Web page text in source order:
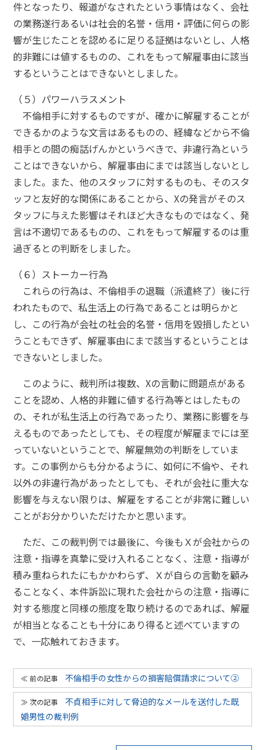
件となったり、報道がなされたという事情はなく、会社
の業務遂行あるいは社会的名誉・信用・評価に何らの影
響が生じたことを認めるに足りる証拠はないとし、人格
的非難には値するものの、これをもって解雇事由に該当
するということはできないとしました。
（５）パワーハラスメント
不倫相手に対するものですが、確かに解雇することが
できるかのような文言はあるものの、経緯などから不倫
相手との間の痴話げんかというべきで、非違行為という
ことはできないから、解雇事由にまでは該当しないとし
ました。また、他のスタッフに対するものも、そのスタ
ッフと友好的な関係にあることから、Xの発言がそのス
タッフに与えた影響はそれほど大きなものではなく、発
言は不適切であるものの、これをもって解雇するのは重
過ぎるとの判断をしました。
（６）ストーカー行為
これらの行為は、不倫相手の退職（派遣終了）後に行
われたもので、私生活上の行為であることは明らかと
し、この行為が会社の社会的名誉・信用を毀損したとい
うこともできず、解雇事由にまで該当するということは
できないとしました。
このように、裁判所は複数、Xの言動に問題点がある
ことを認め、人格的非難に値する行為等とはしたもの
の、それが私生活上の行為であったり、業務に影響を与
えるものであったとしても、その程度が解雇までには至
っていないということで、解雇無効の判断をしていま
す。この事例からも分かるように、如何に不倫や、それ
以外の非違行為があったとしても、それが会社に重大な
影響を与えない限りは、解雇をすることが非常に難しい
ことがお分かりいただけたかと思います。
ただ、この裁判例では最後に、今後もＸが会社からの
注意・指導を真摯に受け入れることなく、注意・指導が
積み重ねられたにもかかわらず、Ｘが自らの言動を顧み
ることなく、本件訴訟に現れた会社からの注意・指導に
対する態度と同様の態度を取り続けるのであれば、解雇
が相当となることも十分にあり得ると述べていますの
で、一応触れておきます。
不倫相手の女性からの損害賠償請求について②
不貞相手に対して脅迫的なメールを送付した既
婚男性の裁判例